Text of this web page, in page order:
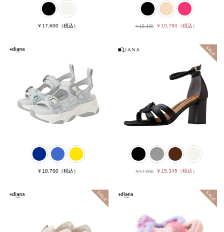
￥17,600 （税込） ￥15,400 ￥10,780（税込）
￥18,700 （税込） ￥17,050 ￥15,345 （税込）